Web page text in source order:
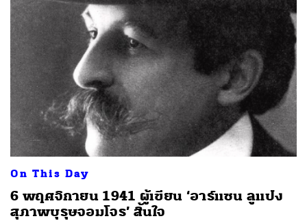
On This Day
6 พฤศจิกายน 1941 ผู้เขียน ‘อาร์แซน ลูแปง
สุภาพบุรุษจอมโจร’ สิ้นใจ
ค้นหา
SHARE TWEET LINE